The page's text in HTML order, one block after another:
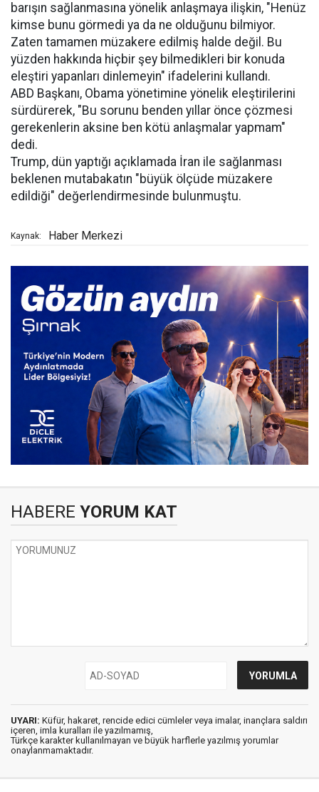
barışın sağlanmasına yönelik anlaşmaya ilişkin, "Henüz
kimse bunu görmedi ya da ne olduğunu bilmiyor.
Zaten tamamen müzakere edilmiş halde değil. Bu
yüzden hakkında hiçbir şey bilmedikleri bir konuda
eleştiri yapanları dinlemeyin" ifadelerini kullandı.
ABD Başkanı, Obama yönetimine yönelik eleştirilerini
sürdürerek, "Bu sorunu benden yıllar önce çözmesi
gerekenlerin aksine ben kötü anlaşmalar yapmam"
dedi.
Trump, dün yaptığı açıklamada İran ile sağlanması
beklenen mutabakatın "büyük ölçüde müzakere
edildiği" değerlendirmesinde bulunmuştu.
Kaynak: Haber Merkezi
HABERE YORUM KAT
UYARI: Küfür, hakaret, rencide edici cümleler veya imalar, inançlara saldırı
içeren, imla kuralları ile yazılmamış,
Türkçe karakter kullanılmayan ve büyük harflerle yazılmış yorumlar
onaylanmamaktadır.